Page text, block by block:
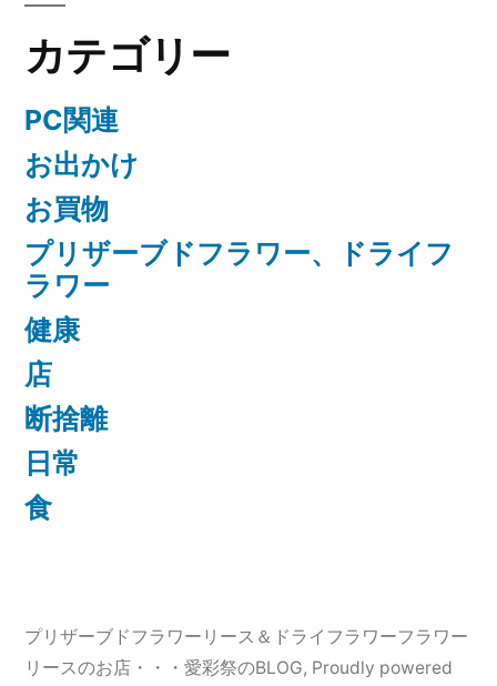
カテゴリー
PC関連
お出かけ
お買物
プリザーブドフラワー、ドライフ
ラワー
健康
店
断捨離
日常
食
プリザーブドフラワーリース＆ドライフラワーフラワー
リースのお店・・・愛彩祭のBLOG, Proudly powered